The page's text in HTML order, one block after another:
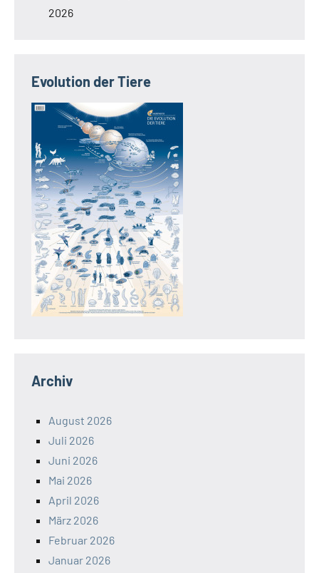
2026
Evolution der Tiere
Archiv
August 2026
Juli 2026
Juni 2026
Mai 2026
April 2026
März 2026
Februar 2026
Januar 2026